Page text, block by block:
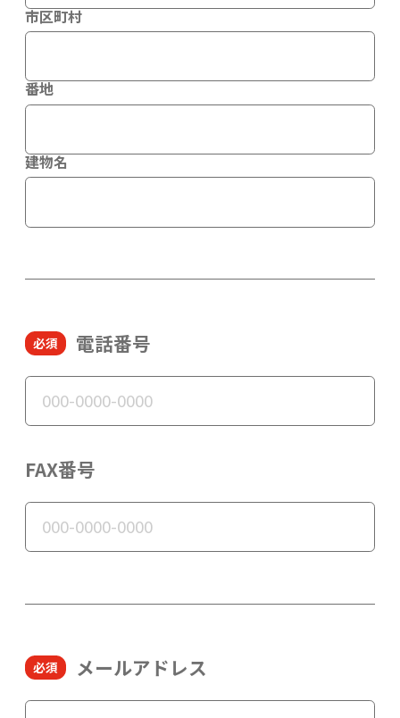
市区町村
番地
建物名
電話番号
FAX番号
メールアドレス